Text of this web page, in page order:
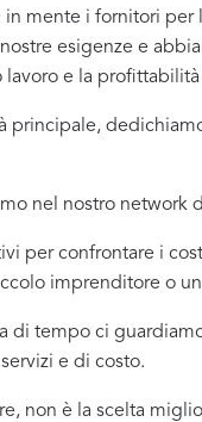
mente i fornitori
esigenze e
e la
principale,
nel nostro network
per confrontare i
imprenditore o
di tempo ci
e di costo.
non è la scelta